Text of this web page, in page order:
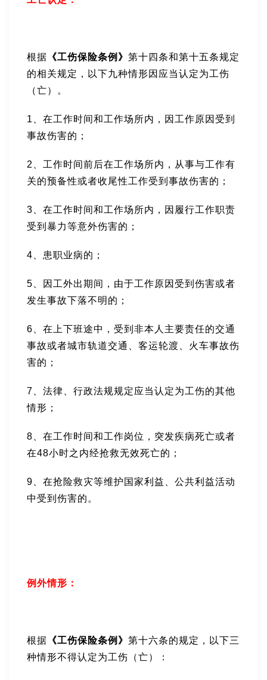
根据 《工伤保险条例》 第十四条和第十五条规定
的相关规定，以下九种情形因应当认定为工伤
（亡）。
1、在工作时间和工作场所内，因工作原因受到
事故伤害的；
2、工作时间前后在工作场所内，从事与工作有
关的预备性或者收尾性工作受到事故伤害的；
3、在工作时间和工作场所内，因履行工作职责
受到暴力等意外伤害的；
4、患职业病的；
5、因工外出期间，由于工作原因受到伤害或者
发生事故下落不明的；
6、在上下班途中，受到非本人主要责任的交通
事故或者城市轨道交通、客运轮渡、火车事故伤
害的；
7、法律、行政法规规定应当认定为工伤的其他
情形；
8、在工作时间和工作岗位，突发疾病死亡或者
在48小时之内经抢救无效死亡的；
9、在抢险救灾等维护国家利益、公共利益活动
中受到伤害的。
例外情形：
根据 《工伤保险条例》 第十六条的规定，以下三
种情形不得认定为工伤（亡）：